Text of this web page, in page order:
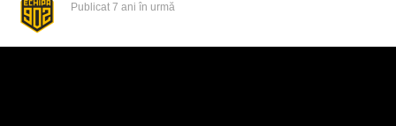
Publicat 7 ani în urmă